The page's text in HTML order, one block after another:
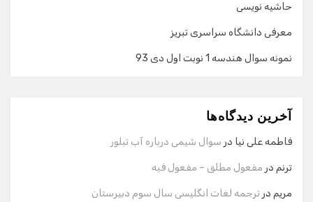
حاشیه نویسی
معرفی دانشگاه سراسری تبریز
نمونه سوال هندسه 1 نوبت اول دی 93
آخرین دیدگاه‌ها
فاطمه علی نیا در سوال شیمی درباره آب تبلور
ترنم در مفعول مطلق – مفعول فیه
مریم در ترجمه لغات انگلیسی سال سوم دبیرستان
گفت‌وگو با دستیار هوشمند
سلام! برای شروع گفت‌وگو لطفاً شماره تماس یا ایمیل خود را
وارد کنید.